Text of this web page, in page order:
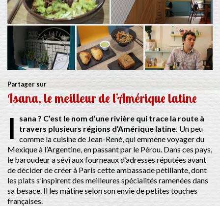
Partager sur
Isana, le meilleur de l’Amérique latine
I
sana ? C’est le nom d’une rivière qui trace la route à
travers plusieurs régions d’Amérique latine. Un peu
comme la cuisine de Jean-René, qui emmène voyager du
Mexique à l’Argentine, en passant par le Pérou. Dans ces pays,
le baroudeur a sévi aux fourneaux d’adresses réputées avant
de décider de créer à Paris cette ambassade pétillante, dont
les plats s’inspirent des meilleures spécialités ramenées dans
sa besace. Il les mâtine selon son envie de petites touches
françaises.